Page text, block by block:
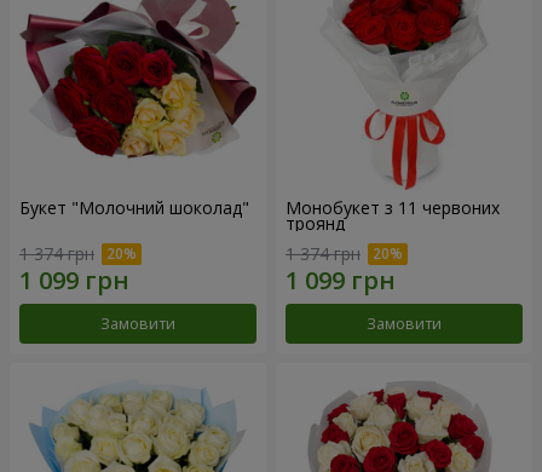
Букет "Молочний шоколад"
1 374 грн
Замовити
Монобукет з 11 червоних
троянд
1 374 грн
Замовити